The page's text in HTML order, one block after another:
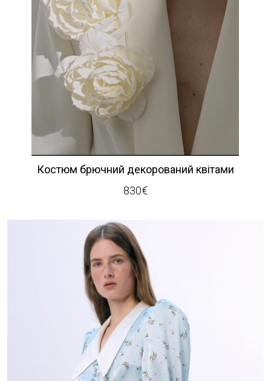
Костюм брючний декорований квітами
830€